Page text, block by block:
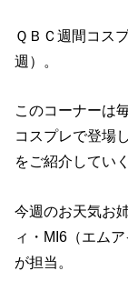
ＱＢＣ週間コス
週）。
このコーナーは
コスプレで登場
をご紹介してい
今週のお天気お
ィ・MI6（エム
が担当。